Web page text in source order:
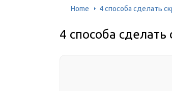
Home 4 способа сделать
4 способа